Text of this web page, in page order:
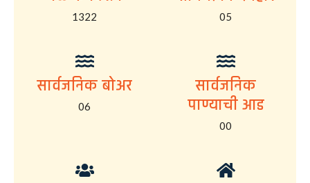
1322 05
सार्वजनिक बोअर
06
सार्वजनिक
पाण्याची आड
00